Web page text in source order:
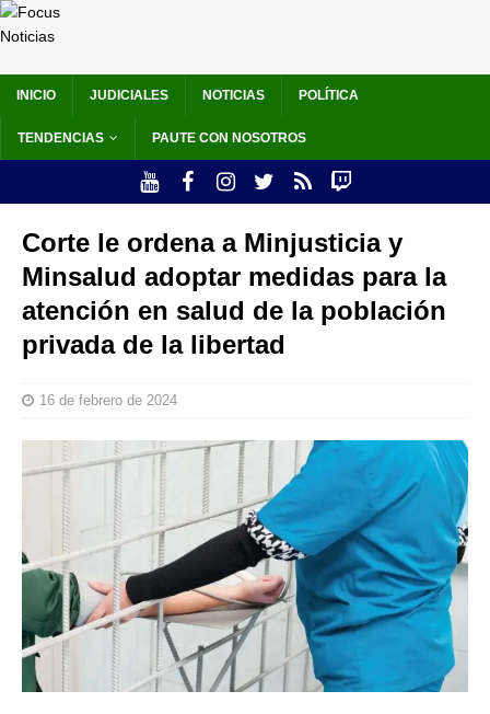
INICIO JUDICIALES NOTICIAS POLÍTICA
TENDENCIAS PAUTE CON NOSOTROS
Corte le ordena a Minjusticia y
Minsalud adoptar medidas para la
atención en salud de la población
privada de la libertad
16 de febrero de 2024